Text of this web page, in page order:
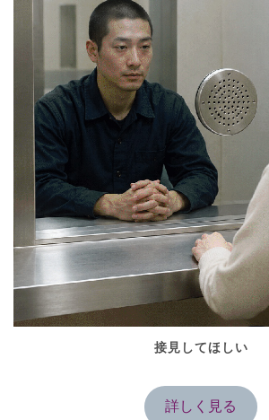
接見してほしい
詳しく見る